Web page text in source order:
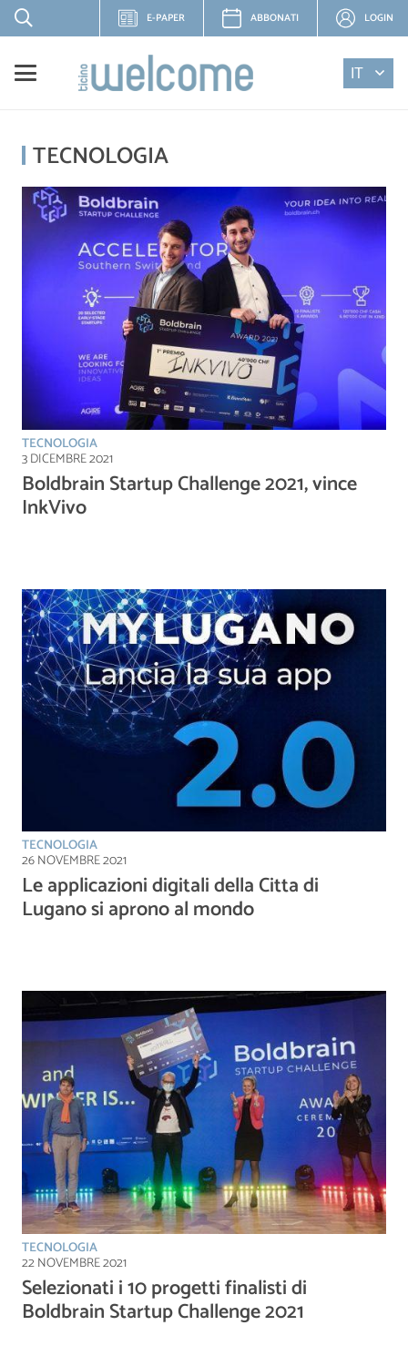
E-PAPER ABBONATI LOGIN
IT
TECNOLOGIA
TECNOLOGIA
3 DICEMBRE 2021
Boldbrain Startup Challenge 2021, vince
InkVivo
TECNOLOGIA
26 NOVEMBRE 2021
Le applicazioni digitali della Citta di
Lugano si aprono al mondo
TECNOLOGIA
22 NOVEMBRE 2021
Selezionati i 10 progetti finalisti di
Boldbrain Startup Challenge 2021